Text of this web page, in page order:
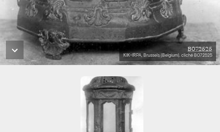
B072525
KIK-IRPA, Brussels (Belgium), cliché B072525